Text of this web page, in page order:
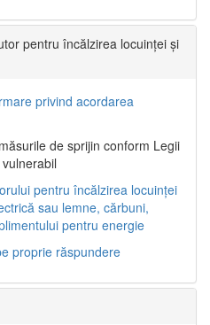
pentru încălzirea locuinței și
privind acordarea
de sprijin conform Legii
pentru încălzirea locuinței
sau lemne, cărbuni,
pentru energie
proprie răspundere